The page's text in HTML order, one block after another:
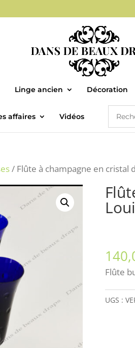
Linge ancien Décoration
affaires Vidéos
/ Flûte à champagne en cristal
Flûte
UGS :